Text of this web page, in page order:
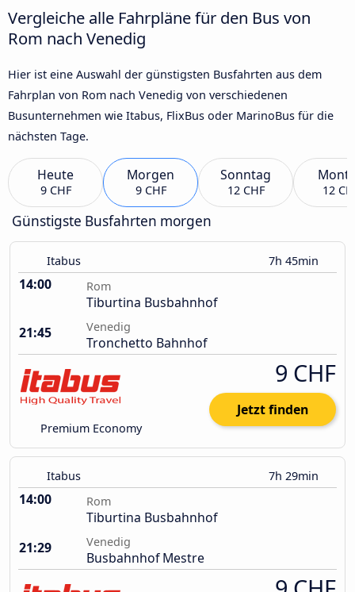
Vergleiche alle Fahrpläne für den Bus von
Rom nach Venedig
Hier ist eine Auswahl der günstigsten Busfahrten aus dem
Fahrplan von Rom nach Venedig von verschiedenen
Busunternehmen wie Itabus, FlixBus oder MarinoBus für die
nächsten Tage.
Heute
9 CHF
Morgen
9 CHF
Sonntag
12 CHF 12
Günstigste Busfahrten morgen
Itabus 7h 45min
14:00 Rom
Tiburtina Busbahnhof
21:45
Venedig
Tronchetto Bahnhof
Premium Economy
9 CHF
Jetzt finden
Itabus 7h 29min
14:00 Rom
Tiburtina Busbahnhof
21:29
Venedig
Busbahnhof Mestre